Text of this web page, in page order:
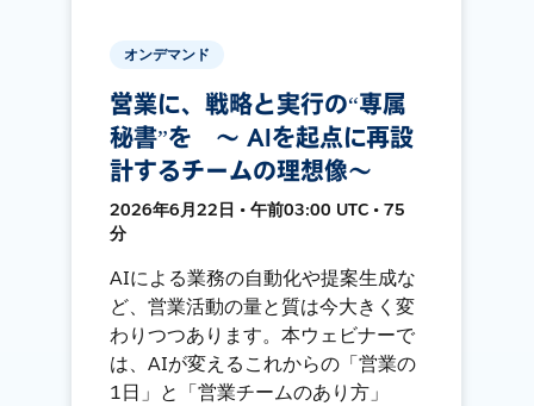
オンデマンド
営業に、戦略と実行の“専属
秘書”を 〜 AIを起点に再設
計するチームの理想像〜
2026年6月22日 • 午前03:00 UTC • 75
分
AIによる業務の自動化や提案生成な
ど、営業活動の量と質は今大きく変
わりつつあります。本ウェビナーで
は、AIが変えるこれからの「営業の
1日」と「営業チームのあり方」